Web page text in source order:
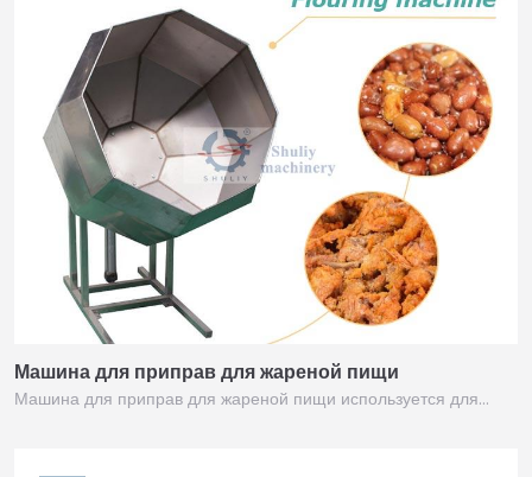
Машина для приправ для жареной пищи
Машина для приправ для жареной пищи используется для…